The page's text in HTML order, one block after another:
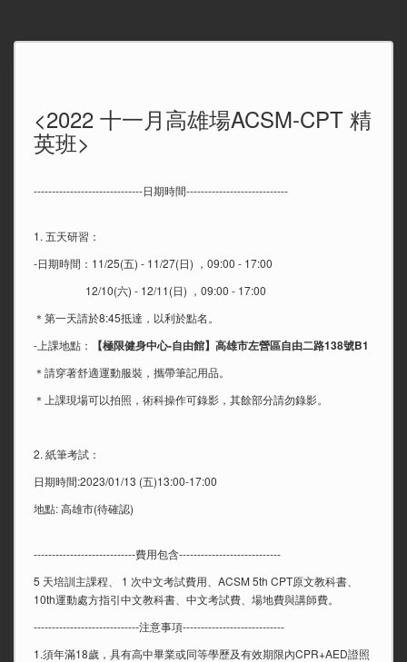
<2022 十一月高雄場ACSM-CPT 精
英班>
------------------------------日期時間----------------------------
1. 五天研習：
-日期時間：11/25(五) - 11/27(日) ，09:00 - 17:00
12/10(六) - 12/11(日) ，09:00 - 17:00
＊第一天請於8:45抵達，以利於點名。
-上課地點：
【極限健身中心-自由館】高雄市左營區自由二路138號B1
＊請穿著舒適運動服裝，攜帶筆記用品。
＊上課現場可以拍照，術科操作可錄影，其餘部分請勿錄影。
2. 紙筆考試：
日期時間:2023/01/13 (五)13:00-17:00
地點: 高雄市(待確認)
----------------------------費用包含----------------------------
5 天培訓主課程、 1 次中文考試費用、ACSM 5th CPT原文教科書、
10th運動處方指引中文教科書、中文考試費、場地費與講師費。
-----------------------------注意事項----------------------------
1.須年滿18歲，具有高中畢業或同等學歷及有效期限內CPR+AED證照